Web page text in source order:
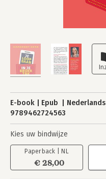
E-book Epub Nederlands
9789462724563
Kies uw bindwijze
Paperback | NL
€ 28,00